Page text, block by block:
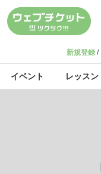
新規登録 /
イベント レッスン